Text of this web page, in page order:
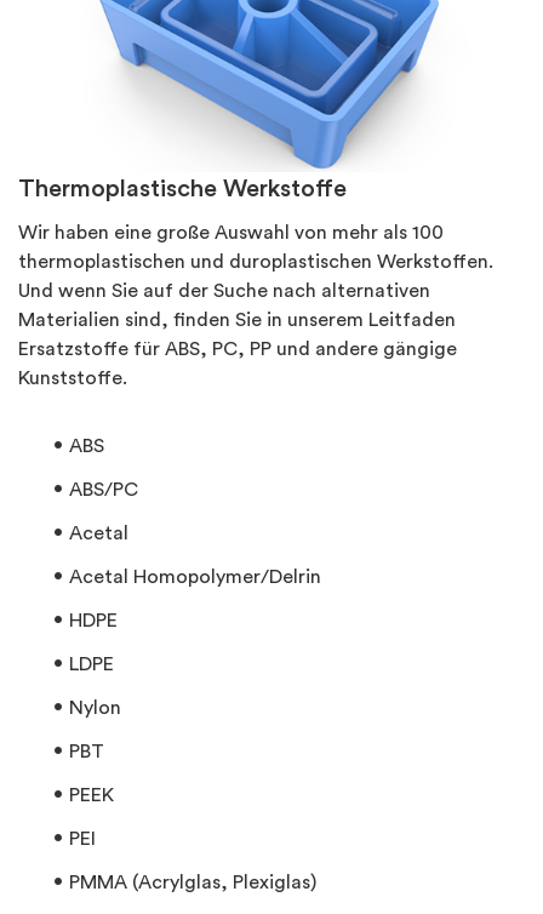
Thermoplastische Werkstoffe
Wir haben eine große Auswahl von mehr als 100
thermoplastischen und duroplastischen Werkstoffen.
Und wenn Sie auf der Suche nach alternativen
Materialien sind, finden Sie in unserem Leitfaden
Ersatzstoffe für ABS, PC, PP und andere gängige
Kunststoffe.
ABS
ABS/PC
Acetal
Acetal Homopolymer/Delrin
HDPE
LDPE
Nylon
PBT
PEEK
PEI
PMMA (Acrylglas, Plexiglas)